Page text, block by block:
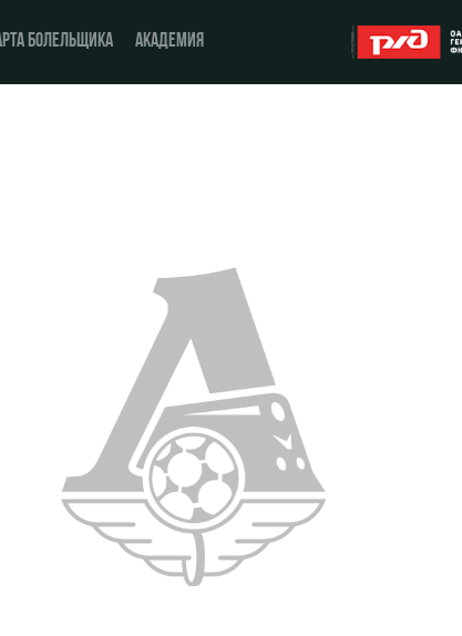
БОЛЕЛЬЩИКА АКАДЕМИЯ
Антидопинг